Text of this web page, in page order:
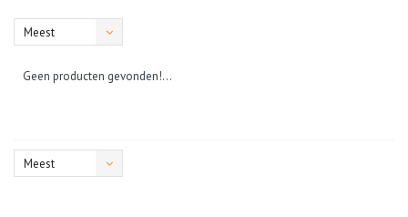
Meest
Geen producten gevonden!...
Meest